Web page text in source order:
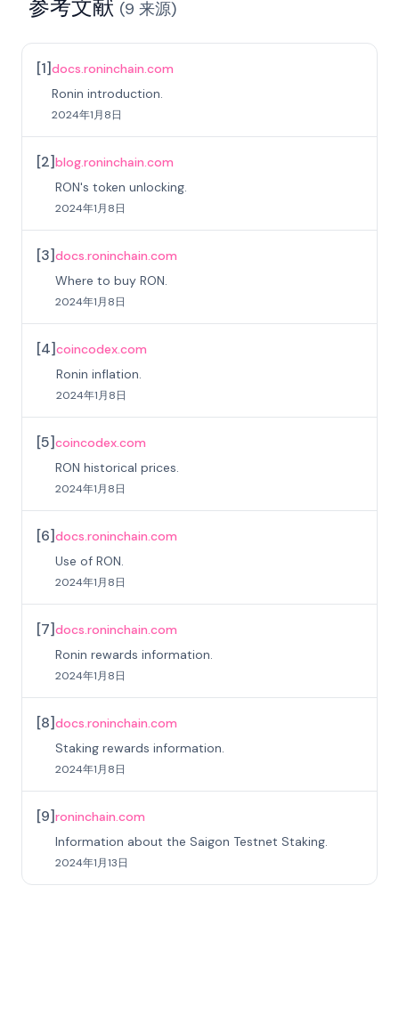
参考文献 (9 来源)
[1]docs.roninchain.com
Ronin introduction.
2024年1月8日
[2]blog.roninchain.com
RON's token unlocking.
2024年1月8日
[3]docs.roninchain.com
Where to buy RON.
2024年1月8日
[4]coincodex.com
Ronin inflation.
2024年1月8日
[5]coincodex.com
RON historical prices.
2024年1月8日
[6]docs.roninchain.com
Use of RON.
2024年1月8日
[7]docs.roninchain.com
Ronin rewards information.
2024年1月8日
[8]docs.roninchain.com
Staking rewards information.
2024年1月8日
[9]roninchain.com
Information about the Saigon Testnet Staking.
2024年1月13日